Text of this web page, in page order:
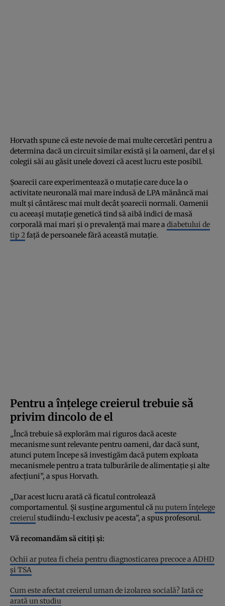
Horvath spune că este nevoie de mai multe cercetări pentru a
determina dacă un circuit similar există și la oameni, dar el și
colegii săi au găsit unele dovezi că acest lucru este posibil.
Șoarecii care experimentează o mutație care duce la o
activitate neuronală mai mare indusă de LPA mănâncă mai
mult și cântăresc mai mult decât șoarecii normali. Oamenii
cu aceeași mutație genetică tind să aibă indici de masă
corporală mai mari și o prevalență mai mare a diabetului de
tip 2față de persoanele fără această mutație.
Pentru a înțelege creierul trebuie să
privim dincolo de el
„Încă trebuie să explorăm mai riguros dacă aceste
mecanisme sunt relevante pentru oameni, dar dacă sunt,
atunci putem începe să investigăm dacă putem exploata
mecanismele pentru a trata tulburările de alimentație și alte
afecțiuni”, a spus Horvath.
„Dar acest lucru arată că ficatul controlează
comportamentul. Și susține argumentul cănu putem înțelege
creierulstudiindu-l exclusiv pe acesta”, a spus profesorul.
Vă recomandăm să citiți și:
Ochii ar putea fi cheia pentru diagnosticarea precoce a ADHD
și TSA
Cum este afectat creierul uman de izolarea socială? Iată ce
arată un studiu